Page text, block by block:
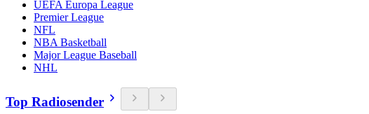
UEFA Europa League
Premier League
NFL
NBA Basketball
Major League Baseball
NHL
Top Radiosender